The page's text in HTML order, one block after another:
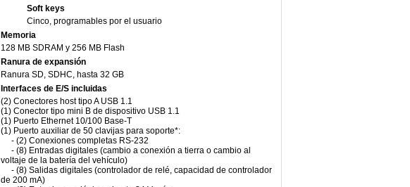
Soft keys
Cinco, programables por el usuario
Memoria
128 MB SDRAM y 256 MB Flash
Ranura de expansión
Ranura SD, SDHC, hasta 32 GB
Interfaces de E/S incluidas
(2) Conectores host tipo A USB 1.1
(1) Conector tipo mini B de dispositivo USB 1.1
(1) Puerto Ethernet 10/100 Base-T
(1) Puerto auxiliar de 50 clavijas para soporte*:
- (2) Conexiones completas RS-232
- (8) Entradas digitales (cambio a conexión a tierra o cambio al
voltaje de la batería del vehículo)
- (8) Salidas digitales (controlador de relé, capacidad de controlador
de 200 mA)